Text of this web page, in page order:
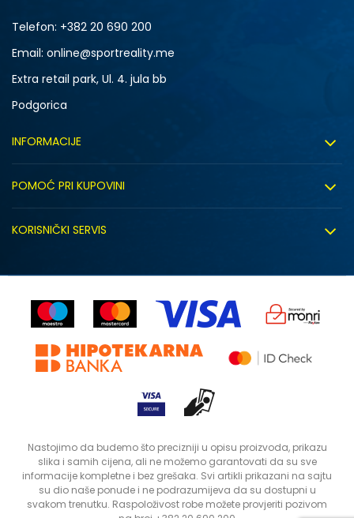
Telefon: +382 20 690 200
Email: online@sportreality.me
Extra retail park, Ul. 4. jula bb
Podgorica
INFORMACIJE
Zapošljavanje
Sindikalna prodaja
Kontakt
Prodavnice
POMOĆ PRI KUPOVINI
Kako kupiti
Uputstvo za registraciju
KORISNIČKI SERVIS
Reklamacije
Povrat robe i povrat sredstava
Status porudžbine
Nastojimo da budemo što precizniji u opisu proizvoda, prikazu
slika i samih cijena, ali ne možemo garantovati da su sve
informacije kompletne i bez grešaka. Svi artikli prikazani na sajtu
su dio naše ponude i ne podrazumijeva da su dostupni u
svakom trenutku. Raspoloživost robe možete provjeriti pozivom